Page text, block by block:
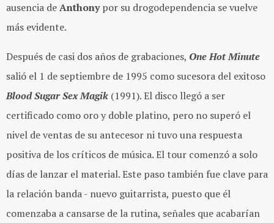
ausencia deAnthonypor su drogodependencia se vuelve
más evidente.
Después de casi dos años de grabaciones, One Hot Minute
salió el 1 de septiembre de 1995 como sucesora del exitoso
Blood Sugar Sex Magik (1991). El disco llegó a ser
certificado como oro y doble platino, pero no superó el
nivel de ventas de su antecesor ni tuvo una respuesta
positiva de los críticos de música. El tour comenzó a solo
días de lanzar el material. Este paso también fue clave para
la relación banda - nuevo guitarrista, puesto que él
comenzaba a cansarse de la rutina, señales que acabarían